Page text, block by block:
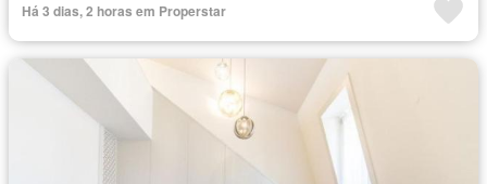
Há 3 dias, 2 horas em Properstar